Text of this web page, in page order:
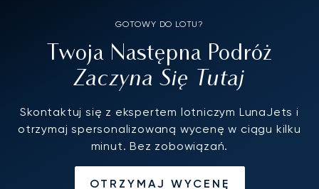
GOTOWY DO LOTU?
Twoja Następna Podróż
Zaczyna Się Tutaj
Skontaktuj się z ekspertem lotniczym LunaJets i
otrzymaj spersonalizowaną wycenę w ciągu kilku
minut. Bez zobowiązań.
OTRZYMAJ WYCENĘ